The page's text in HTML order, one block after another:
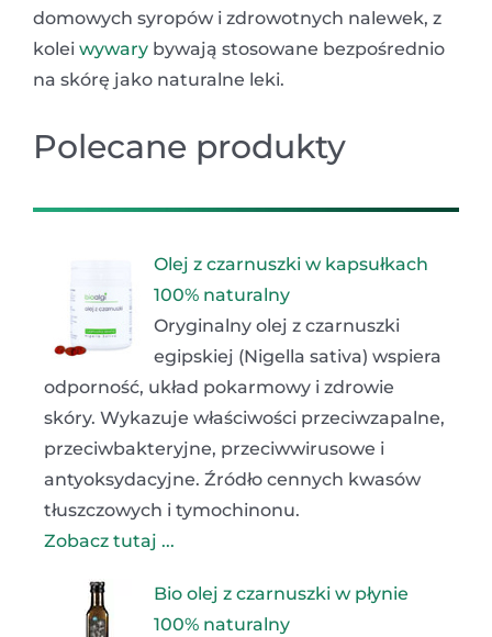
domowych syropów i zdrowotnych nalewek, z
kolei wywary bywają stosowane bezpośrednio
na skórę jako naturalne leki.
Polecane produkty
Olej z czarnuszki w kapsułkach
100% naturalny
Oryginalny olej z czarnuszki
egipskiej (Nigella sativa) wspiera
odporność, układ pokarmowy i zdrowie
skóry. Wykazuje właściwości przeciwzapalne,
przeciwbakteryjne, przeciwwirusowe i
antyoksydacyjne. Źródło cennych kwasów
tłuszczowych i tymochinonu.
Zobacz tutaj ...
Bio olej z czarnuszki w płynie
100% naturalny